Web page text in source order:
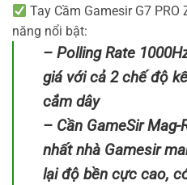
Tay Cầm Gamesir G7
năng nổi bật:
– Polling Rate
giá với cả 2 chế độ
cắm dây
– Cần GameSir
nhất nhà Gamesir
lại độ bền cực cao,